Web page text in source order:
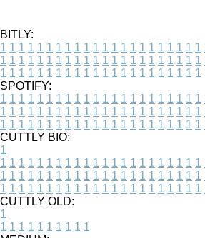
BITLY:
1 1 1 1 1 1 1 1 1 1 1 1 1 1 1 1 1 1 1 1 1 1
1 1 1 1 1 1 1 1 1 1 1 1 1 1 1 1 1 1 1 1 1 1
1 1 1 1 1 1 1 1 1 1 1 1 1 1 1 1 1 1 1 1 1 1
SPOTIFY:
1 1 1 1 1 1 1 1 1 1 1 1 1 1 1 1 1 1 1 1 1 1
1 1 1 1 1 1 1 1 1 1 1 1 1 1 1 1 1 1 1 1 1 1
1 1 1 1 1 1 1 1 1 1 1 1 1 1 1 1 1 1 1 1 1 1
CUTTLY BIO:
1
1 1 1 1 1 1 1 1 1 1 1 1 1 1 1 1 1 1 1 1 1 1
1 1 1 1 1 1 1 1 1 1 1 1 1 1 1 1 1 1 1 1 1 1
1 1 1 1 1 1 1 1 1 1 1 1 1 1 1 1 1 1 1 1 1 1
CUTTLY OLD:
1
1 1 1 1 1 1 1 1 1 1